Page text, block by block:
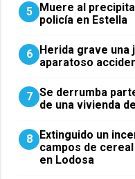
5
Muere al
policía en Estella
6
Herida grave una
aparatoso
7 Se derrumba
de una vivienda
8
Extinguido un
campos de
en Lodosa